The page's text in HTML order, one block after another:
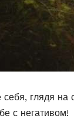
себя, глядя
с негативом!